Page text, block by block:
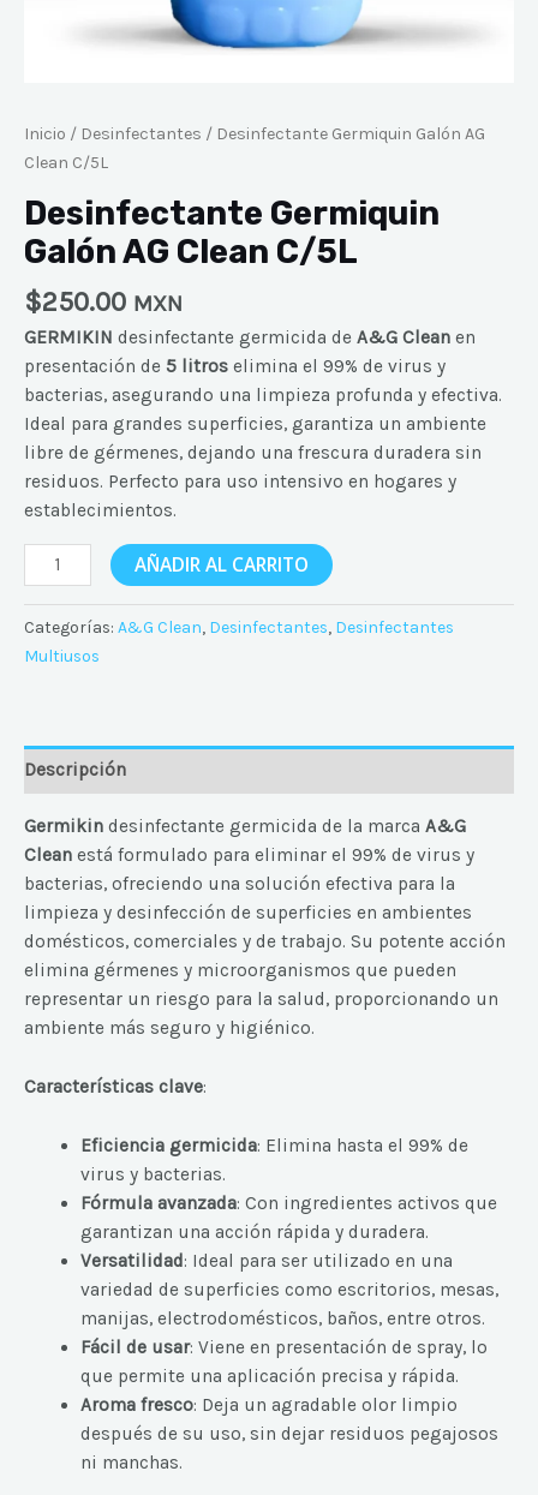
Inicio / Desinfectantes / Desinfectante Germiquin Galón AG
Clean C/5L
Desinfectante Germiquin
Galón AG Clean C/5L
$250.00 MXN
GERMIKIN desinfectante germicida de A&G Clean en
presentación de 5 litros elimina el 99% de virus y
bacterias, asegurando una limpieza profunda y efectiva.
Ideal para grandes superficies, garantiza un ambiente
libre de gérmenes, dejando una frescura duradera sin
residuos. Perfecto para uso intensivo en hogares y
establecimientos.
AÑADIR AL CARRITO
Categorías: A&G Clean, Desinfectantes, Desinfectantes
Multiusos
Descripción
Germikin desinfectante germicida de la marca A&G
Clean está formulado para eliminar el 99% de virus y
bacterias, ofreciendo una solución efectiva para la
limpieza y desinfección de superficies en ambientes
domésticos, comerciales y de trabajo. Su potente acción
elimina gérmenes y microorganismos que pueden
representar un riesgo para la salud, proporcionando un
ambiente más seguro y higiénico.
Características clave:
Eficiencia germicida: Elimina hasta el 99% de
virus y bacterias.
Fórmula avanzada: Con ingredientes activos que
garantizan una acción rápida y duradera.
Versatilidad: Ideal para ser utilizado en una
variedad de superficies como escritorios, mesas,
manijas, electrodomésticos, baños, entre otros.
Fácil de usar: Viene en presentación de spray, lo
que permite una aplicación precisa y rápida.
Aroma fresco: Deja un agradable olor limpio
después de su uso, sin dejar residuos pegajosos
ni manchas.